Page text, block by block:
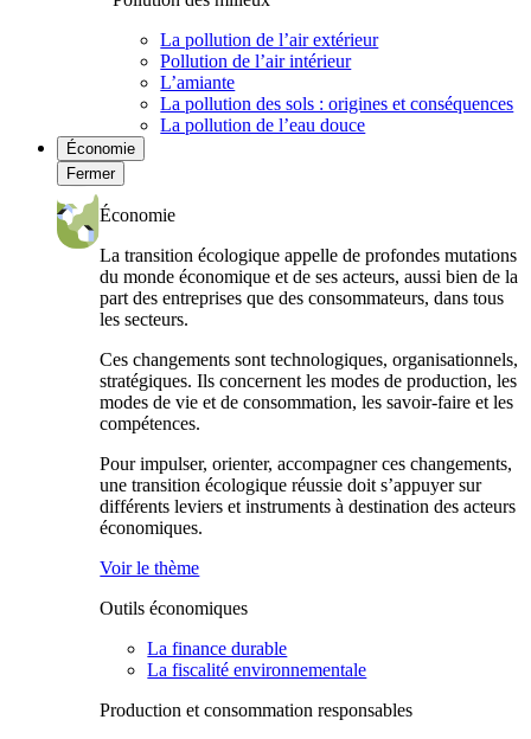
La pollution de l’air extérieur
Pollution de l’air intérieur
L’amiante
La pollution des sols : origines et conséquences
La pollution de l’eau douce
Économie
Fermer
Économie
La transition écologique appelle de profondes mutations
du monde économique et de ses acteurs, aussi bien de la
part des entreprises que des consommateurs, dans tous
les secteurs.
Ces changements sont technologiques, organisationnels,
stratégiques. Ils concernent les modes de production, les
modes de vie et de consommation, les savoir-faire et les
compétences.
Pour impulser, orienter, accompagner ces changements,
une transition écologique réussie doit s’appuyer sur
différents leviers et instruments à destination des acteurs
économiques.
Voir le thème
Outils économiques
La finance durable
La fiscalité environnementale
Production et consommation responsables